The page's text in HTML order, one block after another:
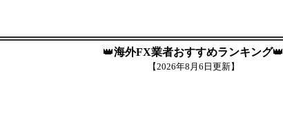
👑海外FX業者おすすめランキング👑
【2026年8月6日更新】